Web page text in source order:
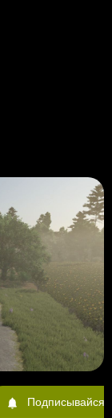
Подписывайся